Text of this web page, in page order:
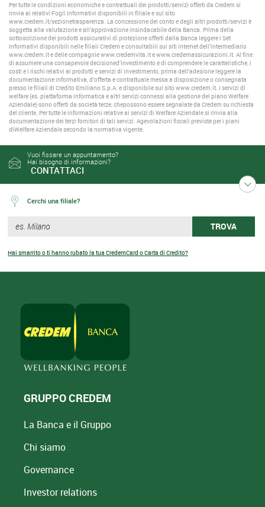
Per tutte le condizioni economiche e contrattuali dei prodotti/servizi offerti da Credem si
rinvia ai relativi Fogli Informativi disponibili in filiale e sul sito
www.credem.it/sezionetrasparenza. La concessione del conto e degli altri prodotti/servizi è
soggetta alla valutazione e all’approvazione insindacabile della Banca. Prima della
sottoscrizione dei prodotti assicurativi di protezione offerti dalla Banca leggere i Set
Informativi disponibili nelle filiali Credem e consultabili sui siti internet dell’intermediario
www.credem.it e delle compagnie www.credemvita.it e www.credemassicurazioni.it. Al fine
di assumere una consapevole decisioned’investimento e di comprendere le caratteristiche, i
costi e i rischi relativi ai prodotti e servizi di investimento, prima dell’adesione leggere la
documentazione informativa, d’offerta e contrattuale messa a disposizione o consegnata
presso le filiali di Credito Emiliano S.p.A. e disponibile sul sito www.credem.it. I servizi di
welfare (es. piattaforma informatica e altri servizi connessi alla gestione del piano Welfare
Aziendale) sono offerti da società terze, chepossono essere segnalate da Credem su richiesta
del cliente. Per tutte le informazioni relative ai servizi di Welfare Aziendale si rinvia alla
documentazione dei terzi fornitori di tali servizi. Agevolazioni fiscali previste per i piani
diWelfare Aziendale secondo la normativa vigente.
Vuoi fissare un appuntamento?
Hai bisogno di informazioni?
CONTATTACI
Cerchi una filiale?
TROVA
Hai smarrito o ti hanno rubato la tua CredemCard o Carta di Credito?
GRUPPO CREDEM
La Banca e il Gruppo
Chi siamo
Governance
Investor relations